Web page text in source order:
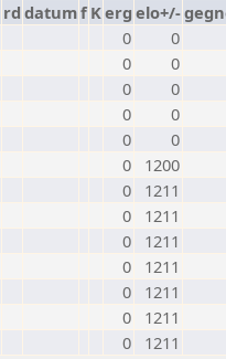
rd datumf Kerg elo+/-
0
0
0
0
0
0
0
0
0
0
0
1200
0
1211
0
1211
0
1211
0
1211
0
1211
0
1211
0 1211